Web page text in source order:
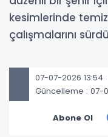
kesimlerinde
çalışmalarını
07-07-2026 13:54
Güncelleme : 07-
Abone Ol